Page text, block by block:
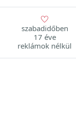
szabadidőben
17 éve
reklámok nélkül